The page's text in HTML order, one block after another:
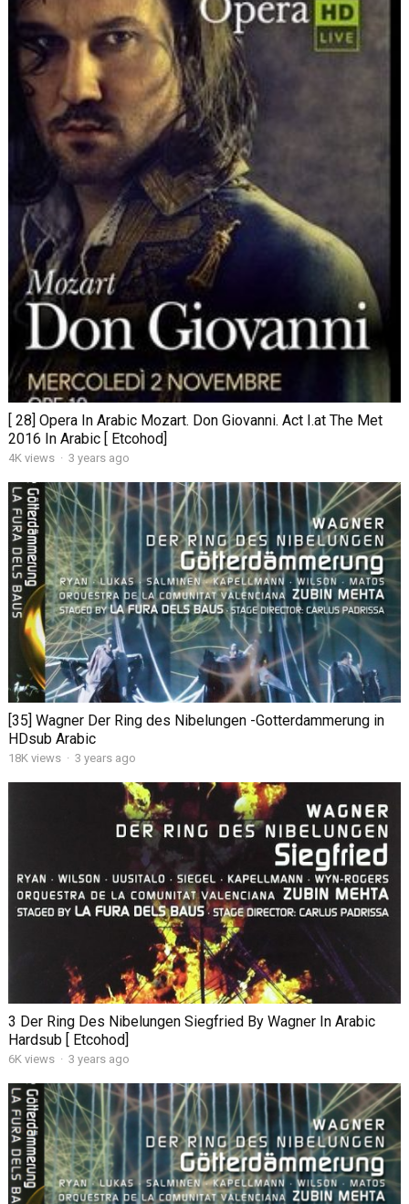
[ 28] Opera In Arabic Mozart. Don Giovanni. Act I.at The Met
2016 In Arabic [ Etcohod]
4K views · 3 years ago
[35] Wagner Der Ring des Nibelungen -Gotterdammerung in
HDsub Arabic
18K views · 3 years ago
3 Der Ring Des Nibelungen Siegfried By Wagner In Arabic
Hardsub [ Etcohod]
6K views · 3 years ago